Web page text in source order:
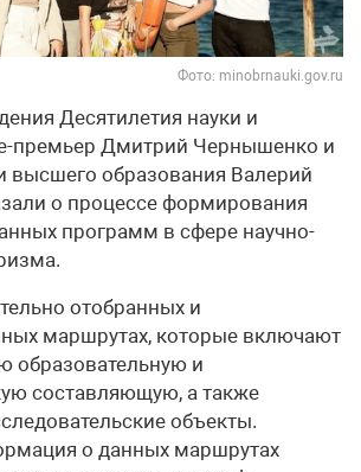
Фото: minobrnauki.gov.ru
Десятилетия науки и
премьер Дмитрий Чернышенко и
высшего образования Валерий
о процессе формирования
программ в сфере научно-
отобранных и
маршрутах, которые включают
образовательную и
составляющую, а также
объекты.
о данных маршрутах